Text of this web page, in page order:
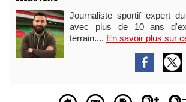
Journaliste sportif expert
avec plus de 10 ans
terrain.... En savoir plus sur